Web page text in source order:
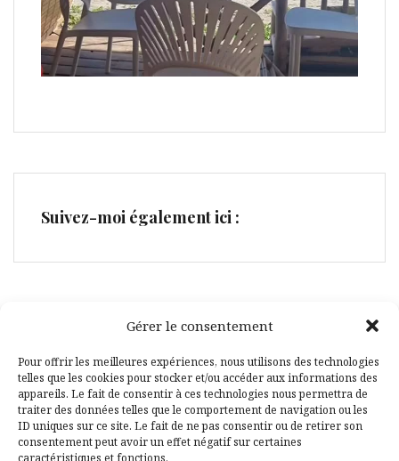
Gérer le consentement
Pour offrir les meilleures expériences, nous utilisons des technologies
telles que les cookies pour stocker et/ou accéder aux informations des
appareils. Le fait de consentir à ces technologies nous permettra de
traiter des données telles que le comportement de navigation ou les
ID uniques sur ce site. Le fait de ne pas consentir ou de retirer son
consentement peut avoir un effet négatif sur certaines
caractéristiques et fonctions.
Suivez-moi également ici :
Facebook
Pinterest